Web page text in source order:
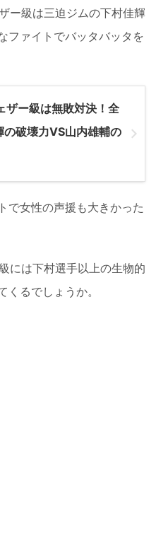
ー級は三迫ジムの下村佳輝
ファイトでバッタバッタを
ザー級は無敗対決！全
の破壊力VS山内雄輔の
で女性の声援も大きかった
には下村選手以上の生物的
るでしょうか。